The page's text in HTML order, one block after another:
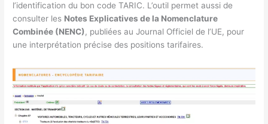
l’identification du bon code TARIC. L’outil permet aussi de
consulter les Notes Explicatives de la Nomenclature
Combinée (NENC), publiées au Journal Officiel de l’UE, pour
une interprétation précise des positions tarifaires.